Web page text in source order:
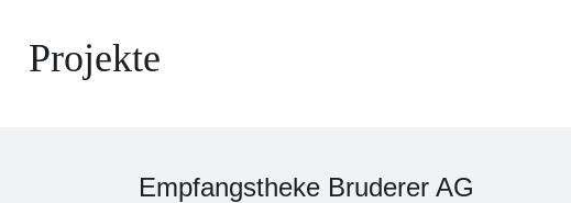
Projekte
Empfangstheke Bruderer AG